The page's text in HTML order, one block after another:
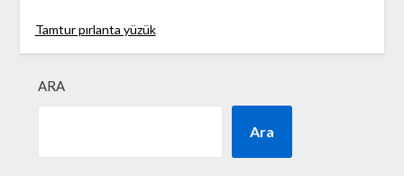
Tamtur pırlanta yüzük
ARA
Ara